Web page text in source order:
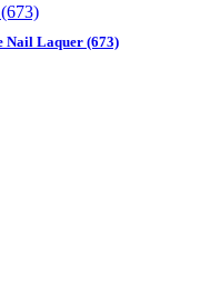
Nail Laquer (673)